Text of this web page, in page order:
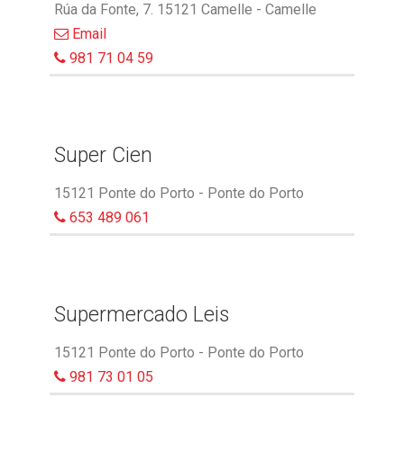
Rúa da Fonte, 7. 15121 Camelle - Camelle
Email
981 71 04 59
Super Cien
15121 Ponte do Porto - Ponte do Porto
653 489 061
Supermercado Leis
15121 Ponte do Porto - Ponte do Porto
981 73 01 05